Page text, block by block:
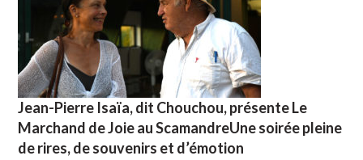
Jean-Pierre Isaïa, dit Chouchou, présente Le
Marchand de Joie au ScamandreUne soirée pleine
de rires, de souvenirs et d’émotion